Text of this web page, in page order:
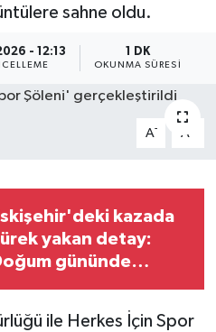
sahne oldu.
- 12:13 1 DK
OKUNMA SÜRESI
A- A
kazada
yakan detay:
gününde
ile Herkes İçin Spor